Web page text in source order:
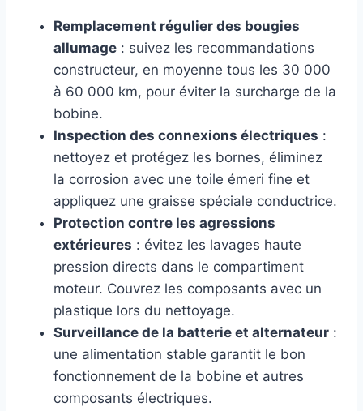
Remplacement régulier des bougies
allumage : suivez les recommandations
constructeur, en moyenne tous les 30 000
à 60 000 km, pour éviter la surcharge de la
bobine.
Inspection des connexions électriques :
nettoyez et protégez les bornes, éliminez
la corrosion avec une toile émeri fine et
appliquez une graisse spéciale conductrice.
Protection contre les agressions
extérieures : évitez les lavages haute
pression directs dans le compartiment
moteur. Couvrez les composants avec un
plastique lors du nettoyage.
Surveillance de la batterie et alternateur :
une alimentation stable garantit le bon
fonctionnement de la bobine et autres
composants électriques.